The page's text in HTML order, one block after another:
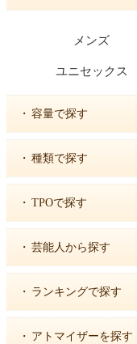
メンズ
ユニセックス
・ 容量で探す
・ 種類で探す
・ TPOで探す
・ 芸能人から探す
・ ランキングで探す
・ アトマイザーを探す